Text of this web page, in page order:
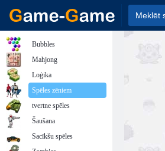
Bubbles
Mahjong
Loģika
Spēles zēniem
tvertne spēles
Šaušana
Sacīkšu spēles